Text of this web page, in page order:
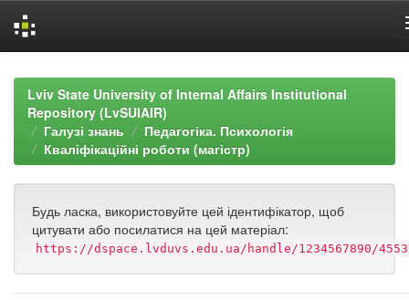
navigationLviv State University of Internal Affairs Institutional
Repository (LvSUIAIR)
Галузі знань
Педагогіка. Психологія
Кваліфікаційні роботи (магістр)
Будь ласка, використовуйте цей ідентифікатор, щоб
цитувати або посилатися на цей матеріал:
https://dspace.lvduvs.edu.ua/handle/1234567890/4553